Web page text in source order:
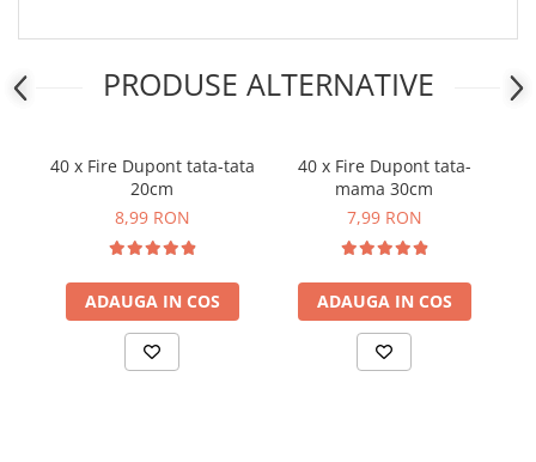
Senzori Electronici
Gadgets
Acumulatori si Baterii
Distributie Comutatie si Protectie
Contoare si Relee Electrice
PRODUSE ALTERNATIVE
40 x Fire Dupont tata-tata
20cm
8,99 RON
ADAUGA IN COS
40 x Fire Dupont tata-
mama 30cm
7,99 RON
ADAUGA IN COS